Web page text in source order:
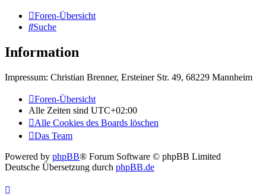
Foren-Übersicht
Suche
Information
Impressum: Christian Brenner, Ersteiner Str. 49, 68229 Mannheim
Foren-Übersicht
Alle Zeiten sind UTC+02:00
Alle Cookies des Boards löschen
Das Team
Powered by phpBB® Forum Software © phpBB Limited
Deutsche Übersetzung durch phpBB.de